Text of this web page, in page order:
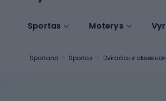
Sportas Moterys
Sportano Sportas Dviračiai ir